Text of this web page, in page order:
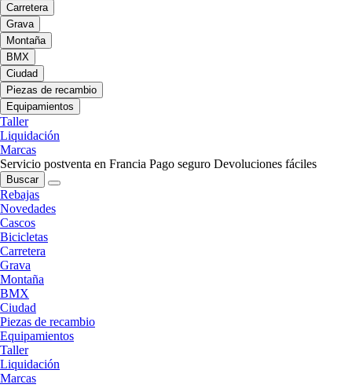
Carretera
Grava
Montaña
BMX
Ciudad
Piezas de recambio
Equipamientos
Taller
Liquidación
Marcas
Servicio postventa en Francia Pago seguro Devoluciones fáciles
Buscar
Rebajas
Novedades
Cascos
Bicicletas
Carretera
Grava
Montaña
BMX
Ciudad
Piezas de recambio
Equipamientos
Taller
Liquidación
Marcas